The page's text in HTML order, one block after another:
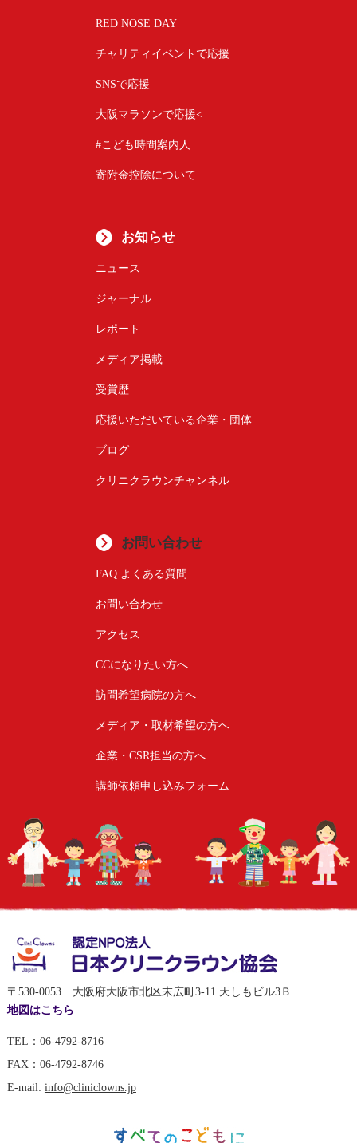
RED NOSE DAY
チャリティイベントで応援
SNSで応援
大阪マラソンで応援<
#こども時間案内人
寄附金控除について
お知らせ
ニュース
ジャーナル
レポート
メディア掲載
受賞歴
応援いただいている企業・団体
ブログ
クリニクラウンチャンネル
お問い合わせ
FAQ よくある質問
お問い合わせ
アクセス
CCになりたい方へ
訪問希望病院の方へ
メディア・取材希望の方へ
企業・CSR担当の方へ
講師依頼申し込みフォーム
〒530-0053 大阪府大阪市北区末広町3-11 天しもビル3Ｂ
地図はこちら
TEL： 06-4792-8716
FAX：06-4792-8746
E-mail: info@cliniclowns.jp